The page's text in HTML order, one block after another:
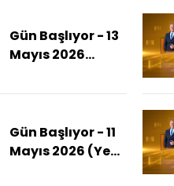
Gün Başlıyor - 13
Mayıs 2026
Parti'ye Katıldı)
Gün Başlıyor - 11
Mayıs 2026 (Yeni